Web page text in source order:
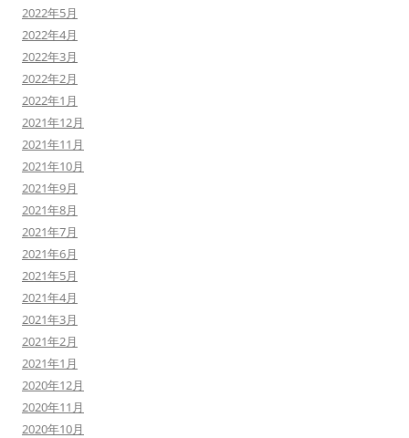
2022年5月
2022年4月
2022年3月
2022年2月
2022年1月
2021年12月
2021年11月
2021年10月
2021年9月
2021年8月
2021年7月
2021年6月
2021年5月
2021年4月
2021年3月
2021年2月
2021年1月
2020年12月
2020年11月
2020年10月